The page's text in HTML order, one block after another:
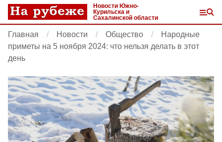
Новости Южно-
Курильска и
Сахалинской области
Главная Новости Общество
Народные
приметы на 5 ноября 2024: что нельзя делать в этот
день